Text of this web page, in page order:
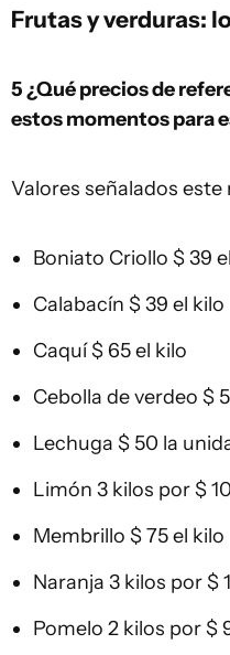
Frutas y verduras:
5 ¿Qué precios de
estos momentos para
Valores señalados este
Boniato Criollo $ 39
Calabacín $ 39 el kilo
Caquí $ 65 el kilo
Cebolla de verdeo $
Lechuga $ 50 la
Limón 3 kilos por $
Membrillo $ 75 el kilo
Naranja 3 kilos por $
Pomelo 2 kilos por $